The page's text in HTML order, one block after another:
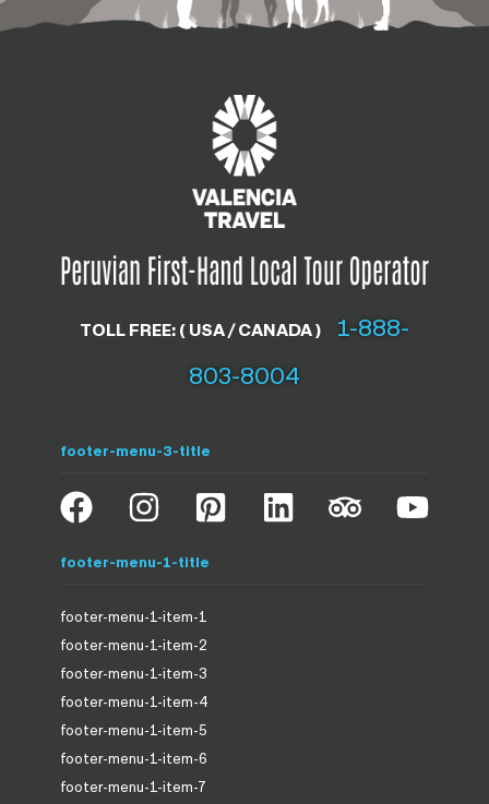
footer-menu-1-title
footer-menu-1-item-1
footer-menu-1-item-2
footer-menu-1-item-3
footer-menu-1-item-4
footer-menu-1-item-5
footer-menu-1-item-6
footer-menu-1-item-7
TOLL FREE: ( USA / CANADA )
1-888-
803-8004
footer-menu-3-title